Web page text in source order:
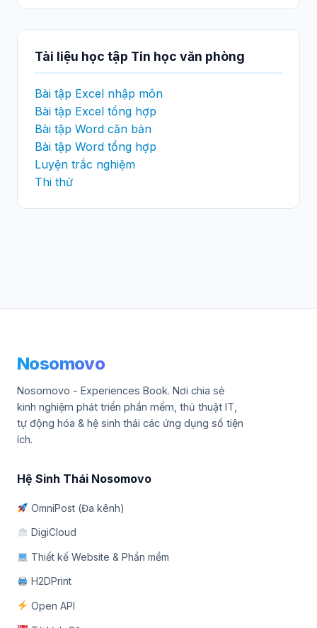
Tài liệu học tập Tin học văn phòng
Bài tập Excel nhập môn
Bài tập Excel tổng hợp
Bài tập Word căn bản
Bài tập Word tổng hợp
Luyện trắc nghiệm
Thi thử
Nosomovo
Nosomovo - Experiences Book. Nơi chia sẻ
kinh nghiệm phát triển phần mềm, thủ thuật IT,
tự động hóa & hệ sinh thái các ứng dụng số tiện
ích.
Hệ Sinh Thái Nosomovo
OmniPost (Đa kênh)
DigiCloud
Thiết kế Website & Phần mềm
H2DPrint
Open API